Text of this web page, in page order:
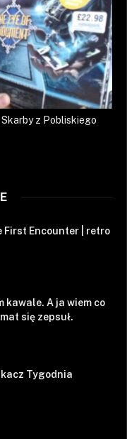
z Pobliskiego
First Encounter | retro
kawale. A ja wiem co
się zepsuł.
Tygodnia